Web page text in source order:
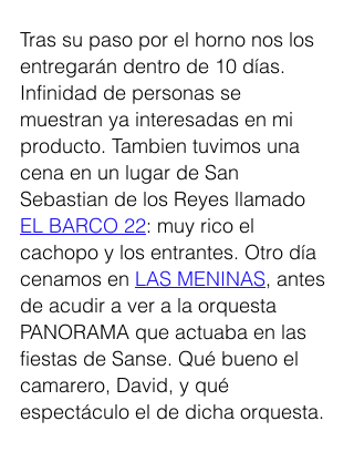
Tras su paso por el horno nos los
entregarán dentro de 10 días.
Infinidad de personas se
muestran ya interesadas en mi
producto. Tambien tuvimos una
cena en un lugar de San
Sebastian de los Reyes llamado
EL BARCO 22: muy rico el
cachopo y los entrantes. Otro día
cenamos en LAS MENINAS, antes
de acudir a ver a la orquesta
PANORAMA que actuaba en las
fiestas de Sanse. Qué bueno el
camarero, David, y qué
espectáculo el de dicha orquesta.